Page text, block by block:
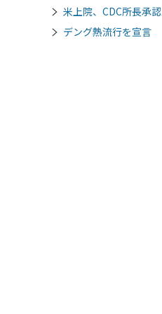
米上院、CDC所長
デング熱流行を宣